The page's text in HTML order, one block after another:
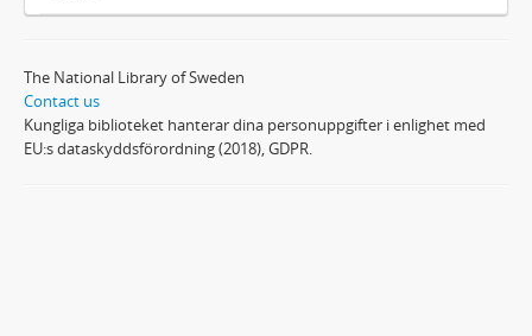
The National Library of Sweden
Contact us
Kungliga biblioteket hanterar dina personuppgifter i enlighet med
EU:s dataskyddsförordning (2018), GDPR.